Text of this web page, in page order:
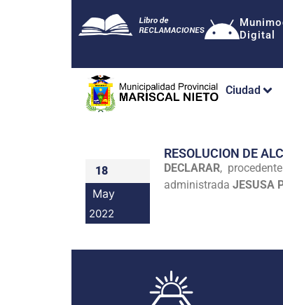
Digital
Ciudad
18
May
2022
RESOLUCION DE
DECLARAR,
administrada JESUSA